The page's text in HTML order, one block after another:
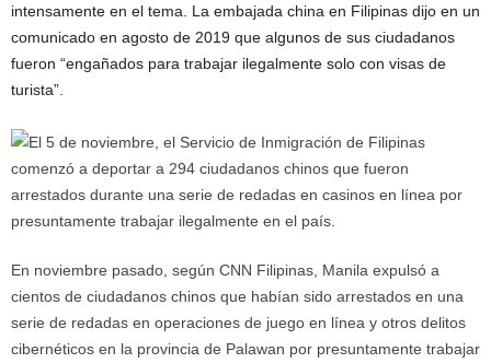
intensamente en el tema. La embajada china en Filipinas dijo en un
comunicado en agosto de 2019 que algunos de sus ciudadanos
fueron “engañados para trabajar ilegalmente solo con visas de
turista”.
En noviembre pasado, según CNN Filipinas, Manila expulsó a
cientos de ciudadanos chinos que habían sido arrestados en una
serie de redadas en operaciones de juego en línea y otros delitos
cibernéticos en la provincia de Palawan por presuntamente trabajar